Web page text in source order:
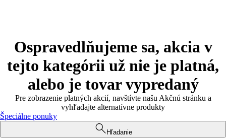
Ospravedlňujeme sa, akcia v
tejto kategórii už nie je platná,
alebo je tovar vypredaný
Pre zobrazenie platných akcií, navštívte našu Akčnú stránku a
vyhľadajte alternatívne produkty
Špeciálne ponuky
Hľadanie